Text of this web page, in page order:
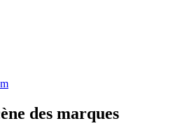
des marques